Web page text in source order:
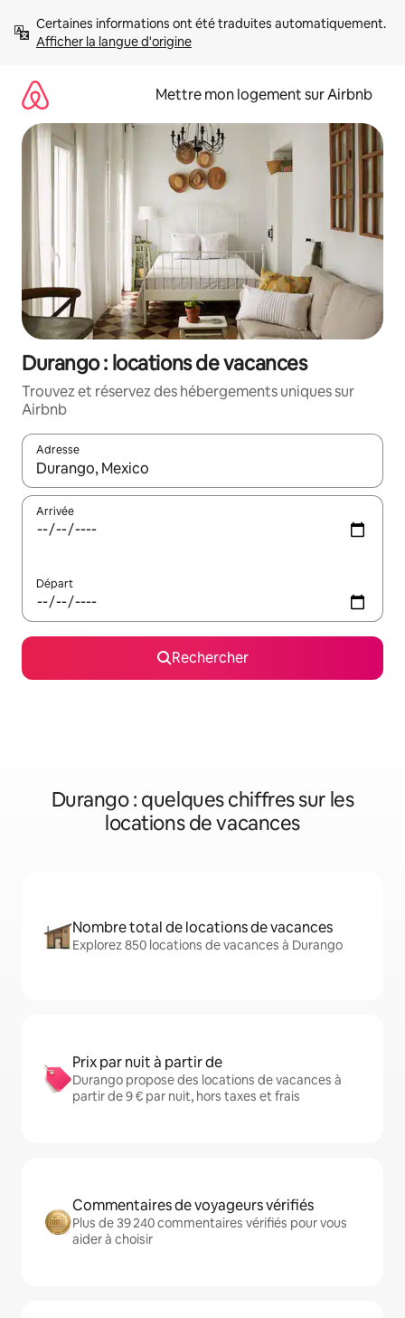
directement
Afficher la langue d'origine
Mettre mon logement sur Airbnb
Durango : locations de vacances
Trouvez et réservez des hébergements uniques sur
Airbnb
Adresse
Lorsque les résultats s'affichent, utilisez les flèches vers le
Arrivée
Départ
Rechercher
Durango : quelques chiffres sur les
locations de vacances
Nombre total de locations de vacances
Explorez 850 locations de vacances à Durango
Prix par nuit à partir de
Durango propose des locations de vacances à
partir de 9 € par nuit, hors taxes et frais
Commentaires de voyageurs vérifiés
Plus de 39 240 commentaires vérifiés pour vous
aider à choisir